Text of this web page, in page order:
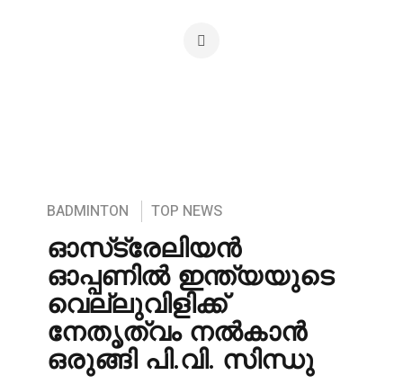
BADMINTON TOP NEWS
ഓസ്‌ട്രേലിയൻ
ഓപ്പണിൽ ഇന്ത്യയുടെ
വെല്ലുവിളിക്ക്
നേതൃത്വം നൽകാൻ
ഒരുങ്ങി പി.വി. സിന്ധു